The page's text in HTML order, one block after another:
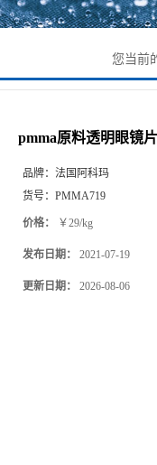
您当前
HFI-7
pmma原料透明眼镜
品牌： 法国阿科玛
货号： PMMA719
价格： ￥29/kg
发布日期： 2021-07-19
更新日期： 2026-08-06